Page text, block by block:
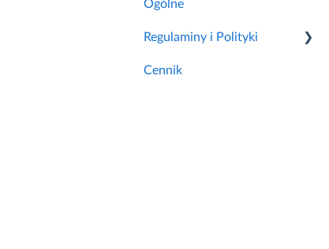
Pierwsze kroki
Moje konto
Useme Jobs
Ogólne
Regulaminy i Polityki
Informacje Ogólne
Cennik